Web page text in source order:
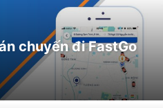
chuyến đi FastGo